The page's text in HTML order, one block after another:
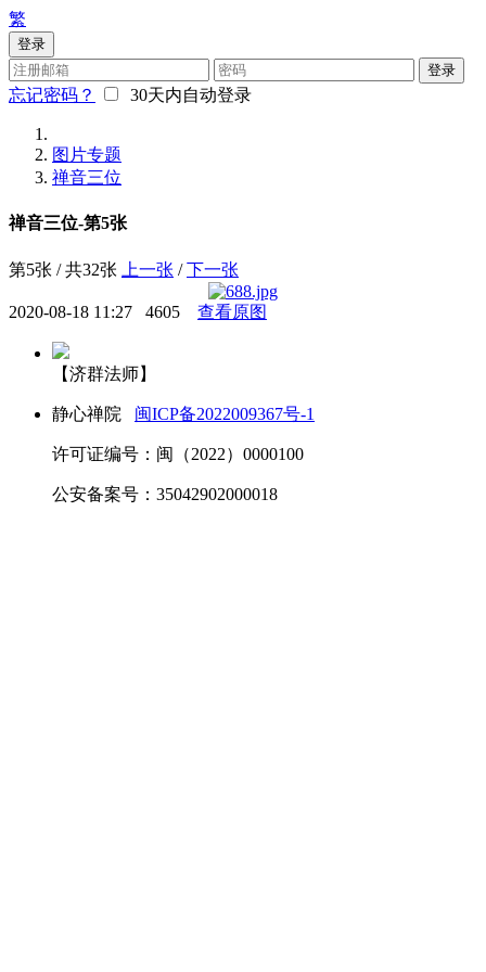
繁
登录
登录
忘记密码？ 30天内自动登录
图片专题
禅音三位
禅音三位-第5张
第5张 / 共32张 上一张 /下一张
2020-08-18 11:27 4605 查看原图
【济群法师】
静心禅院 闽ICP备2022009367号-1
许可证编号：闽（2022）0000100
公安备案号：35042902000018